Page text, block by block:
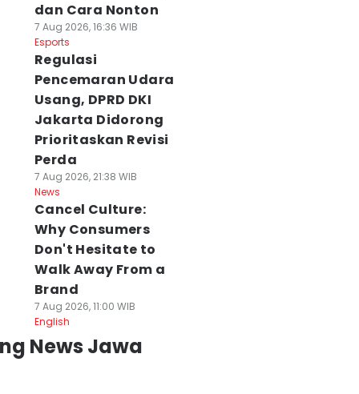
dan Cara Nonton
7 Aug 2026, 16:36 WIB
Esports
Regulasi
Pencemaran Udara
Usang, DPRD DKI
Jakarta Didorong
Prioritaskan Revisi
Perda
7 Aug 2026, 21:38 WIB
News
Cancel Culture:
Why Consumers
Don't Hesitate to
Walk Away From a
Brand
7 Aug 2026, 11:00 WIB
English
News Jawa